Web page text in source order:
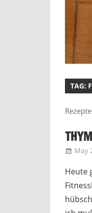
TAG:
May
Heute